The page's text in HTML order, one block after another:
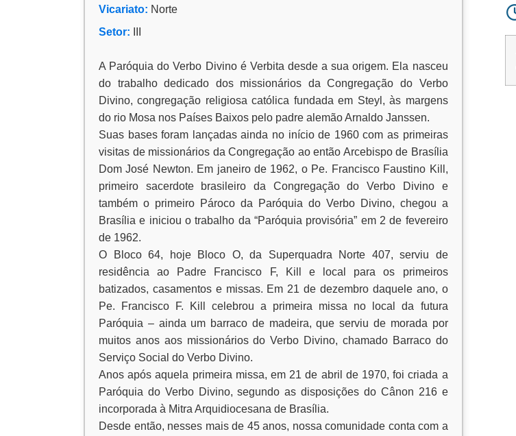
Vicariato: Norte
Setor:
A Paróquia do Verbo Divino é Verbita desde a sua origem. Ela nasceu
do trabalho dedicado dos missionários da Congregação do Verbo
Divino, congregação religiosa católica fundada em Steyl, às margens
do rio Mosa nos Países Baixos pelo padre alemão Arnaldo Janssen.
Suas bases foram lançadas ainda no início de 1960 com as primeiras
visitas de missionários da Congregação ao então Arcebispo de Brasília
Dom José Newton. Em janeiro de 1962, o Pe. Francisco Faustino Kill,
primeiro sacerdote brasileiro da Congregação do Verbo Divino e
também o primeiro Pároco da Paróquia do Verbo Divino, chegou a
Brasília e iniciou o trabalho da “Paróquia provisória” em 2 de fevereiro
de 1962.
O Bloco 64, hoje Bloco O, da Superquadra Norte 407, serviu de
residência ao Padre Francisco F, Kill e local para os primeiros
batizados, casamentos e missas. Em 21 de dezembro daquele ano, o
Pe. Francisco F. Kill celebrou a primeira missa no local da futura
Paróquia – ainda um barraco de madeira, que serviu de morada por
muitos anos aos missionários do Verbo Divino, chamado Barraco do
Serviço Social do Verbo Divino.
Anos após aquela primeira missa, em 21 de abril de 1970, foi criada a
Paróquia do Verbo Divino, segundo as disposições do Cânon 216 e
incorporada à Mitra Arquidiocesana de Brasília.
Desde então, nesses mais de 45 anos, nossa comunidade conta com a